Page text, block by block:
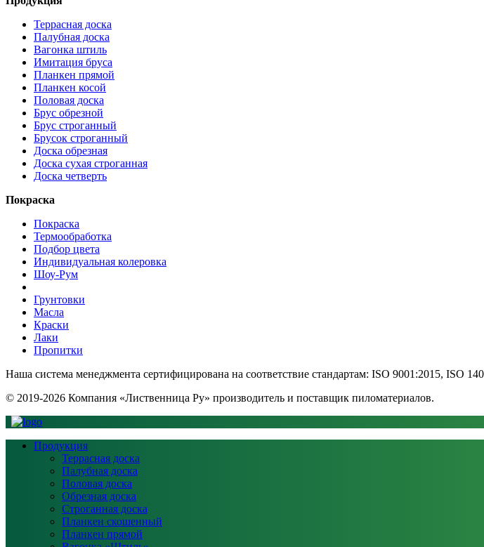
Террасная доска
Палубная доска
Вагонка штиль
Имитация бруса
Планкен прямой
Планкен косой
Половая доска
Брус обрезной
Брус строганный
Брусок строганный
Доска обрезная
Доска сухая строганная
Доска четверть
Покраска
Покраска
Термообработка
Подбор цвета
Индивидуальная колеровка
Шоу-Рум
Грунтовки
Масла
Краски
Лаки
Пропитки
Наша система менеджмента сертифицирована на соответствие стандартам: ISO 9001:2015, ISO
© 2019-2026 Компания «Лиственница Ру» производитель и поставщик пиломатериалов.
Продукция
Террасная доска
Палубная доска
Половая доска
Обрезная доска
Строганная доска
Планкен скошенный
Планкен прямой